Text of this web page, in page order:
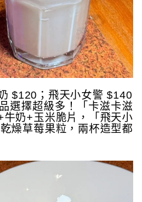
$120；飛天小女警 $140
選擇超級多！「卡滋卡滋
奶+玉米脆片，「飛天小
燥草莓果粒，兩杯造型都